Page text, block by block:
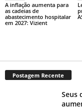
A inflação aumenta para
as cadeias de
abastecimento hospitalar
em 2027: Vizient
Postagem Recente
Seus